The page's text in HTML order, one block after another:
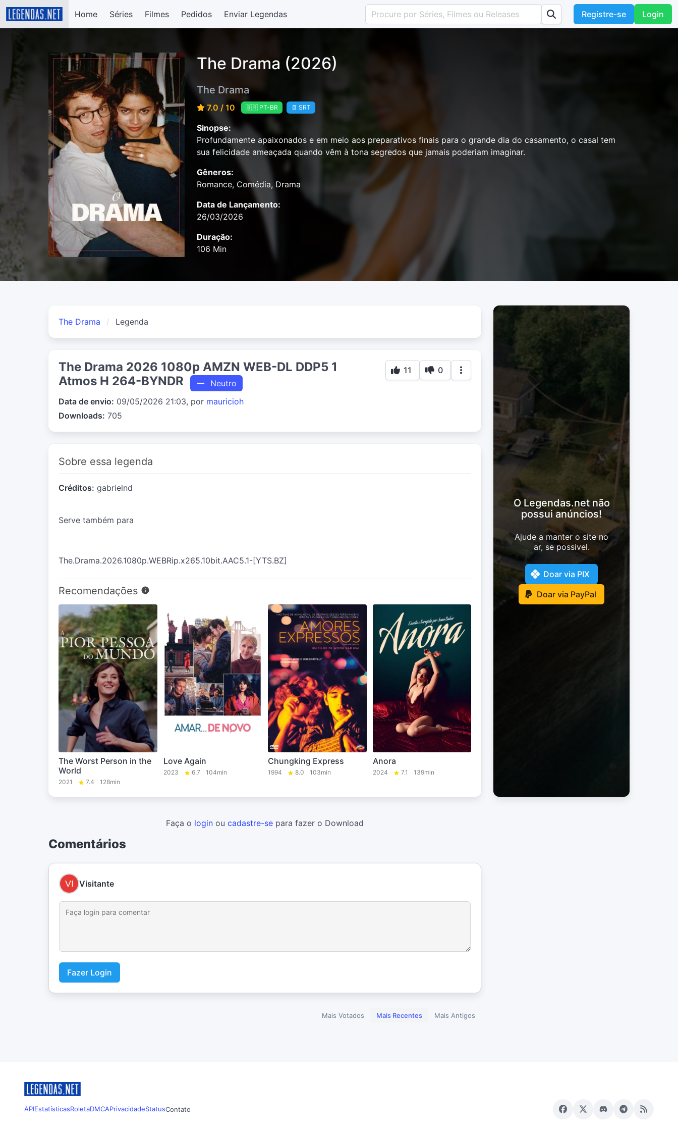
Home Séries Filmes Pedidos Enviar Legendas Registre-se Login
The Drama (2026)
The Drama
7.0 / 10 🇧🇷 PT-BR 📄 SRT
Sinopse:
Profundamente apaixonados e em meio aos preparativos finais para o grande dia do casamento, o casal tem
sua felicidade ameaçada quando vêm à tona segredos que jamais poderiam imaginar.
Gêneros:
Romance, Comédia, Drama
Data de Lançamento:
26/03/2026
Duração:
106 Min
The Drama Legenda
The Drama 2026 1080p AMZN WEB-DL DDP5 1
Atmos H 264-BYNDR
Neutro
Data de envio: 09/05/2026 21:03, por mauricioh
Downloads: 705
11 0
Sobre essa legenda
Créditos: gabrielnd
Serve também para
The.Drama.2026.1080p.WEBRip.x265.10bit.AAC5.1-[YTS.BZ]
Recomendações
The Worst Person in the
World
2021 7.4 128min
Love Again
2023 6.7 104min
Chungking Express
1994 8.0 103min
Anora
2024 7.1 139min
O Legendas.net não
possui anúncios!
Ajude a manter o site no
ar, se possivel.
Doar via PIX
Doar via PayPal
Faça o login ou cadastre-se para fazer o Download
Comentários
Visitante
Fazer Login
Mais Votados Mais Recentes Mais Antigos
APIEstatísticasRoletaDMCAPrivacidadeStatusContato